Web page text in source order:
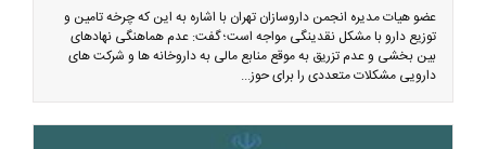
عضو هیات مدیره انجمن داروسازان تهران با اشاره به این که چرخه تامین و
توزیع دارو با مشکل نقدینگی مواجه است؛ گفت: عدم هماهنگی نهادهای
بین بخشی و عدم تزریق به موقع منابع مالی به داروخانه ها و شرکت های
دارویی مشکلات متعددی را برای حوز...